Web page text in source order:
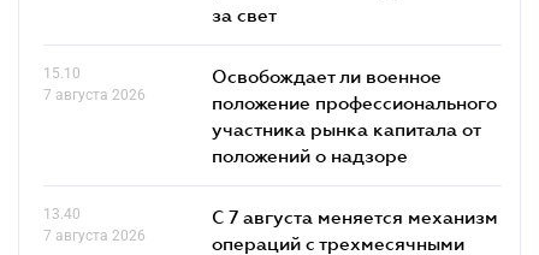
за свет
15.10
7 августа 2026
Освобождает ли военное
положение профессионального
участника рынка капитала от
положений о надзоре
13.40
7 августа 2026
С 7 августа меняется механизм
операций с трехмесячными